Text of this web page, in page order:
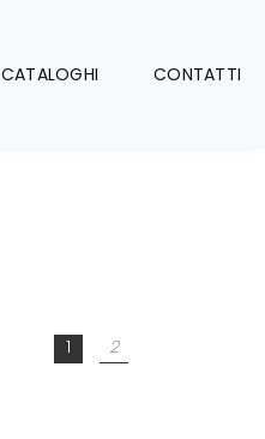
CATALOGHI CONTATTI
1 2